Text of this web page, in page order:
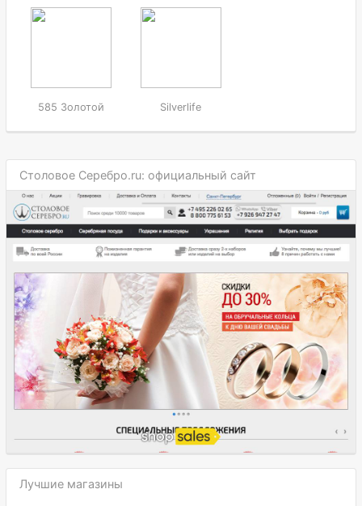
585 Золотой Silverlife
Столовое Серебро.ru: официальный сайт
Лучшие магазины